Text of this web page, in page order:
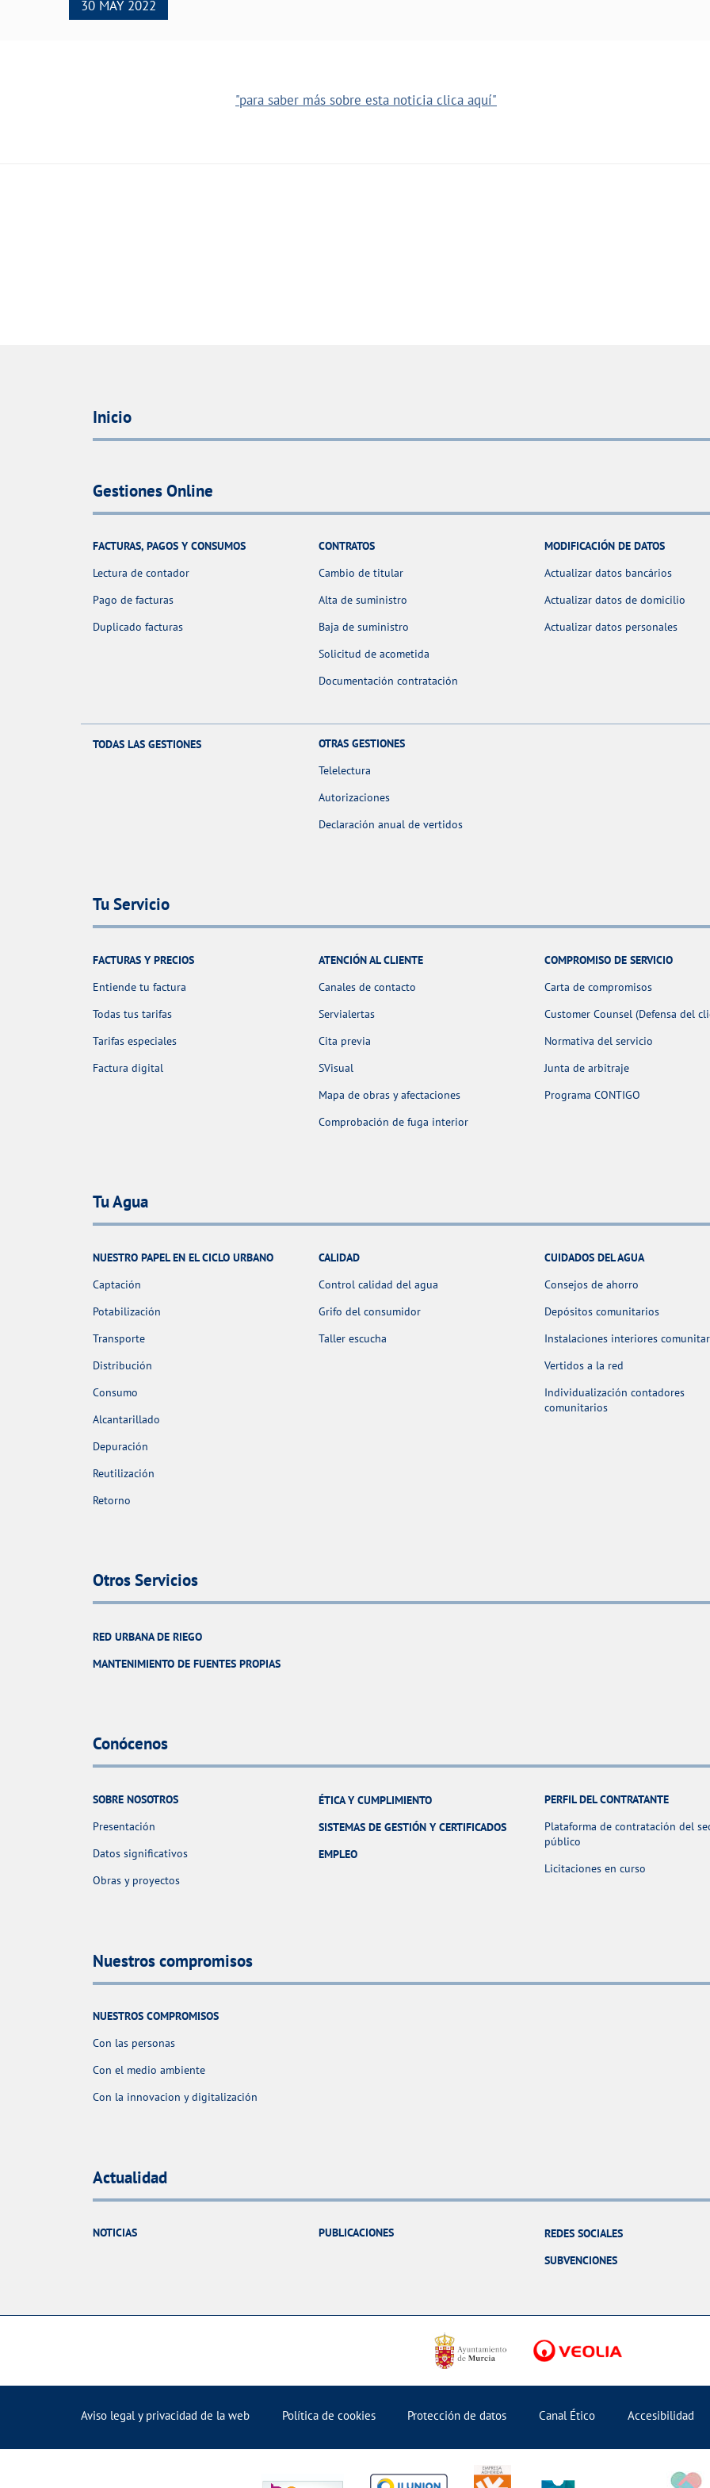
30 MAY 2022
"para saber más sobre esta noticia clica aquí"
Inicio
Gestiones Online
FACTURAS, PAGOS Y CONSUMOS
Lectura de contador
Pago de facturas
Duplicado facturas
CONTRATOS
Cambio de titular
Alta de suministro
Baja de suministro
Solicitud de acometida
Documentación contratación
MODIFICACIÓN DE DATOS
Actualizar datos bancários
Actualizar datos de domicilio
Actualizar datos personales
TODAS LAS GESTIONES
OTRAS GESTIONES
Telelectura
Autorizaciones
Declaración anual de vertidos
Tu Servicio
FACTURAS Y PRECIOS
Entiende tu factura
Todas tus tarifas
Tarifas especiales
Factura digital
ATENCIÓN AL CLIENTE
Canales de contacto
Servialertas
Cita previa
SVisual
Mapa de obras y afectaciones
Comprobación de fuga interior
COMPROMISO DE SERVICIO
Carta de compromisos
Customer Counsel (Defensa del
Normativa del servicio
Junta de arbitraje
Programa CONTIGO
Tu Agua
NUESTRO PAPEL EN EL CICLO URBANO
Captación
Potabilización
Transporte
Distribución
Consumo
Alcantarillado
Depuración
Reutilización
Retorno
CALIDAD
Control calidad del agua
Grifo del consumidor
Taller escucha
CUIDADOS DEL AGUA
Consejos de ahorro
Depósitos comunitarios
Instalaciones interiores
Vertidos a la red
Individualización contadores
comunitarios
Otros Servicios
RED URBANA DE RIEGO
MANTENIMIENTO DE FUENTES PROPIAS
Conócenos
SOBRE NOSOTROS
Presentación
Datos significativos
Obras y proyectos
ÉTICA Y CUMPLIMIENTO
SISTEMAS DE GESTIÓN Y CERTIFICADOS
EMPLEO
PERFIL DEL CONTRATANTE
Plataforma de contratación del
público
Licitaciones en curso
Nuestros compromisos
NUESTROS COMPROMISOS
Con las personas
Con el medio ambiente
Con la innovacion y digitalización
Actualidad
NOTICIAS PUBLICACIONES
REDES SOCIALES
SUBVENCIONES
Aviso legal y privacidad de la web Política de cookies Protección de datos Canal Ético Accesibilidad